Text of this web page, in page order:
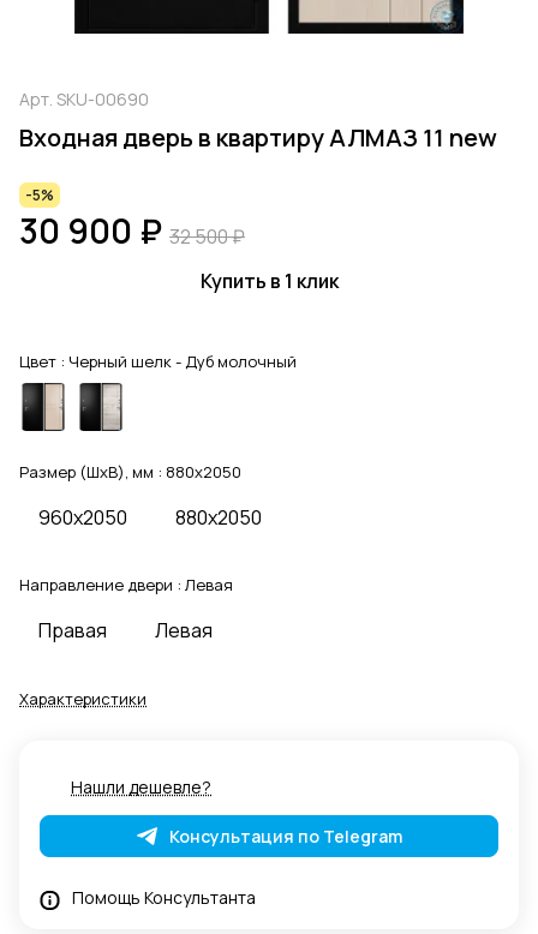
Арт. SKU-00690
Входная дверь в квартиру АЛМАЗ 11 new
-5%
30 900 ₽ 32 500 ₽
Купить в 1 клик
Цвет : Черный шелк - Дуб молочный
Размер (ШхВ), мм : 880x2050
960x2050 880x2050
Направление двери : Левая
Правая Левая
Характеристики
Нашли дешевле?
Консультация по Telegram
Помощь Консультанта